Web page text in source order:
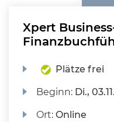
Xpert
Plätze frei
Beginn: Di.,
Ort:Online